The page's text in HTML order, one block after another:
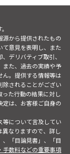
から提供されたもの
て意見を表明し、また
デリバティブ取引、
また、過去の実績や予
。提供する情報等は
除されることがござい
た行動の結果に対し
は、お客様ご自身の
等について言及してい
なりますので、詳し
、「目論見書」、「目
手数料などの重要事項